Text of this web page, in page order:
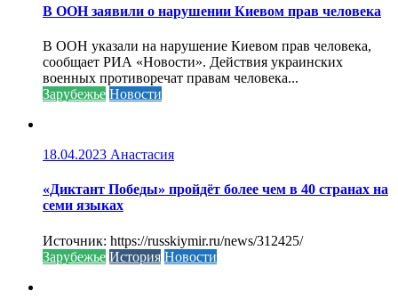
В ООН заявили о нарушении Киевом прав человека
В ООН указали на нарушение Киевом прав человека,
сообщает РИА «Новости». Действия украинских
военных противоречат правам человека...
Зарубежье Новости
18.04.2023 Анастасия
«Диктант Победы» пройдёт более чем в 40 странах на
семи языках
Источник: https://russkiymir.ru/news/312425/
Зарубежье История Новости